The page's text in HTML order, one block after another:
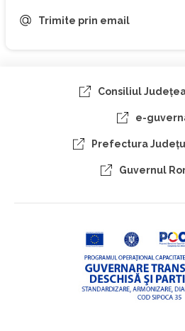
Trimite prin email
Consiliul
e-
Prefectura
Guvernul